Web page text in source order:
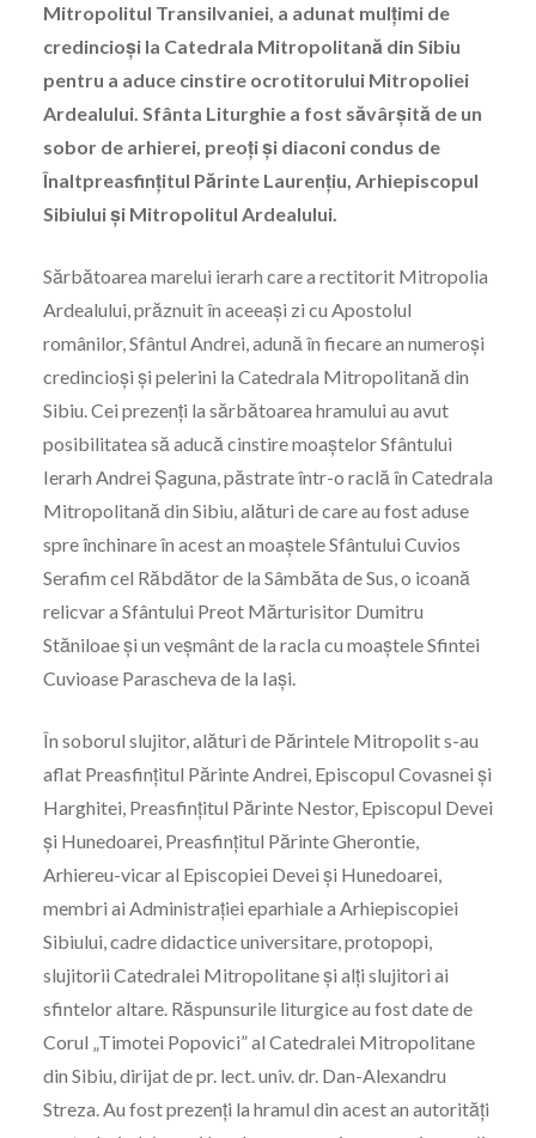
Mitropolitul Transilvaniei, a adunat mulţimi de
credincioşi la Catedrala Mitropolitană din Sibiu
pentru a aduce cinstire ocrotitorului Mitropoliei
Ardealului. Sfânta Liturghie a fost săvârşită de un
sobor de arhierei, preoţi şi diaconi condus de
Înaltpreasfinţitul Părinte Laurenţiu, Arhiepiscopul
Sibiului și Mitropolitul Ardealului.
Sărbătoarea marelui ierarh care a rectitorit Mitropolia
Ardealului, prăznuit în aceeaşi zi cu Apostolul
românilor, Sfântul Andrei, adună în fiecare an numeroşi
credincioşi şi pelerini la Catedrala Mitropolitană din
Sibiu. Cei prezenţi la sărbătoarea hramului au avut
posibilitatea să aducă cinstire moaştelor Sfântului
Ierarh Andrei Şaguna, păstrate într-o raclă în Catedrala
Mitropolitană din Sibiu, alături de care au fost aduse
spre închinare în acest an moaştele Sfântului Cuvios
Serafim cel Răbdător de la Sâmbăta de Sus, o icoană
relicvar a Sfântului Preot Mărturisitor Dumitru
Stăniloae şi un veşmânt de la racla cu moaştele Sfintei
Cuvioase Parascheva de la Iaşi.
În soborul slujitor, alături de Părintele Mitropolit s-au
aflat Preasfinţitul Părinte Andrei, Episcopul Covasnei şi
Harghitei, Preasfinţitul Părinte Nestor, Episcopul Devei
şi Hunedoarei, Preasfinţitul Părinte Gherontie,
Arhiereu-vicar al Episcopiei Devei şi Hunedoarei,
membri ai Administraţiei eparhiale a Arhiepiscopiei
Sibiului, cadre didactice universitare, protopopi,
slujitorii Catedralei Mitropolitane şi alţi slujitori ai
sfintelor altare. Răspunsurile liturgice au fost date de
Corul „Timotei Popovici” al Catedralei Mitropolitane
din Sibiu, dirijat de pr. lect. univ. dr. Dan-Alexandru
Streza. Au fost prezenţi la hramul din acest an autorităţi